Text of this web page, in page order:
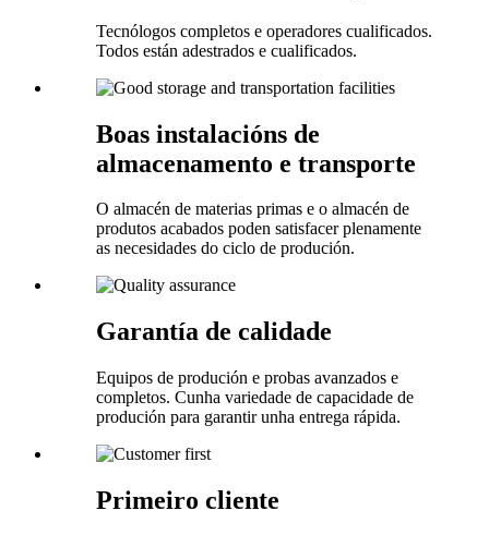
Tecnólogos completos e operadores cualificados.
Todos están adestrados e cualificados.
Boas instalacións de
almacenamento e transporte
O almacén de materias primas e o almacén de
produtos acabados poden satisfacer plenamente
as necesidades do ciclo de produción.
Garantía de calidade
Equipos de produción e probas avanzados e
completos. Cunha variedade de capacidade de
produción para garantir unha entrega rápida.
Primeiro cliente